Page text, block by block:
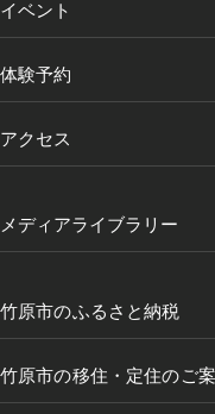
イベント
体験予約
アクセス
メディアライブラリー
竹原市のふるさと納税
竹原市の移住・定住のご